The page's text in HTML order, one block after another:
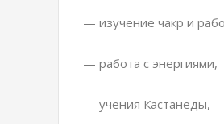
— изучение чакр и
— работа с энергиями,
— учения Кастанеды,